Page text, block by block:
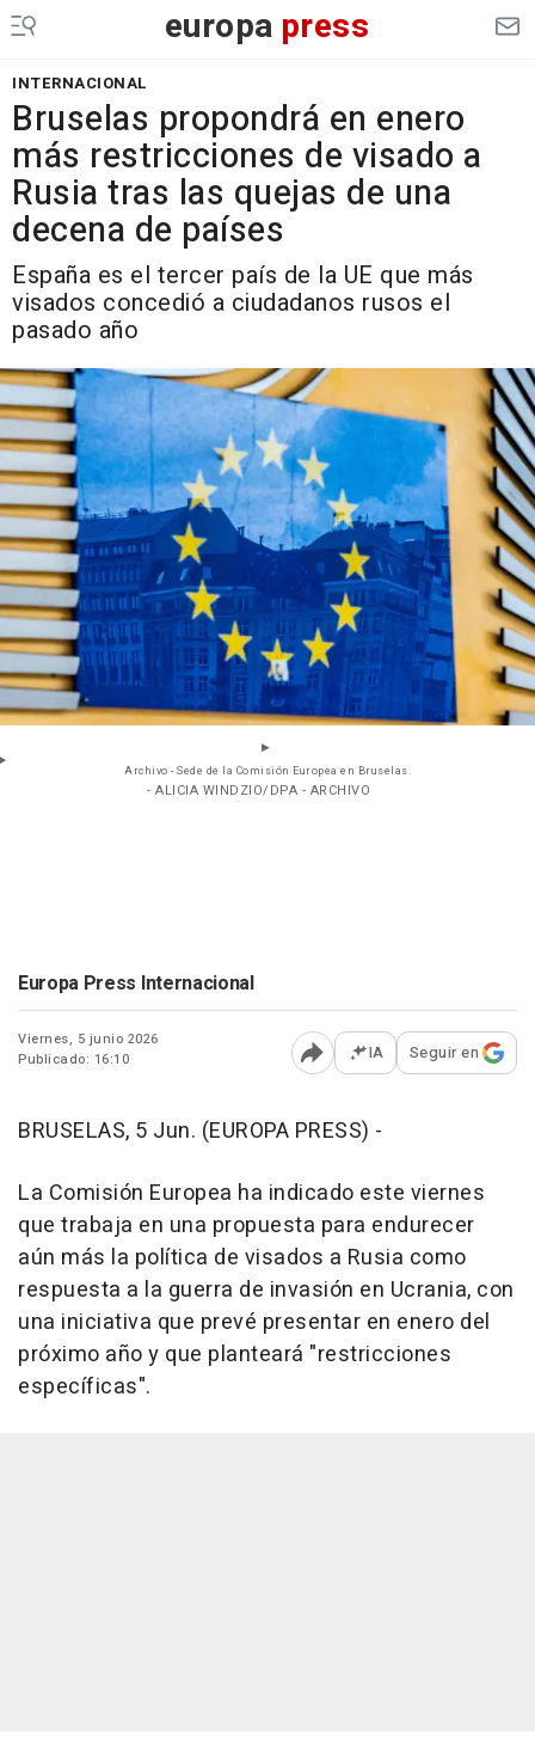
europa press
INTERNACIONAL
Bruselas propondrá en enero
más restricciones de visado a
Rusia tras las quejas de una
decena de países
España es el tercer país de la UE que más
visados concedió a ciudadanos rusos el
pasado año
Archivo - Sede de la Comisión Europea en Bruselas.
- ALICIA WINDZIO/DPA - ARCHIVO
Europa Press Internacional
Viernes, 5 junio 2026
Publicado: 16:10
Abrir opciones para
IA Seguir en
BRUSELAS, 5 Jun. (EUROPA PRESS) -
La Comisión Europea ha indicado este viernes
que trabaja en una propuesta para endurecer
aún más la política de visados a Rusia como
respuesta a la guerra de invasión en Ucrania, con
una iniciativa que prevé presentar en enero del
próximo año y que planteará "restricciones
específicas".